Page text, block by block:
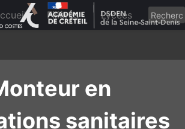
Filières Lycées
en
sanitaires